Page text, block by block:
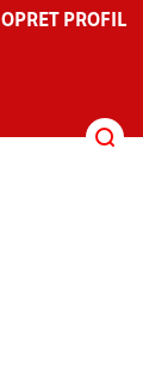
OPRET PROFIL